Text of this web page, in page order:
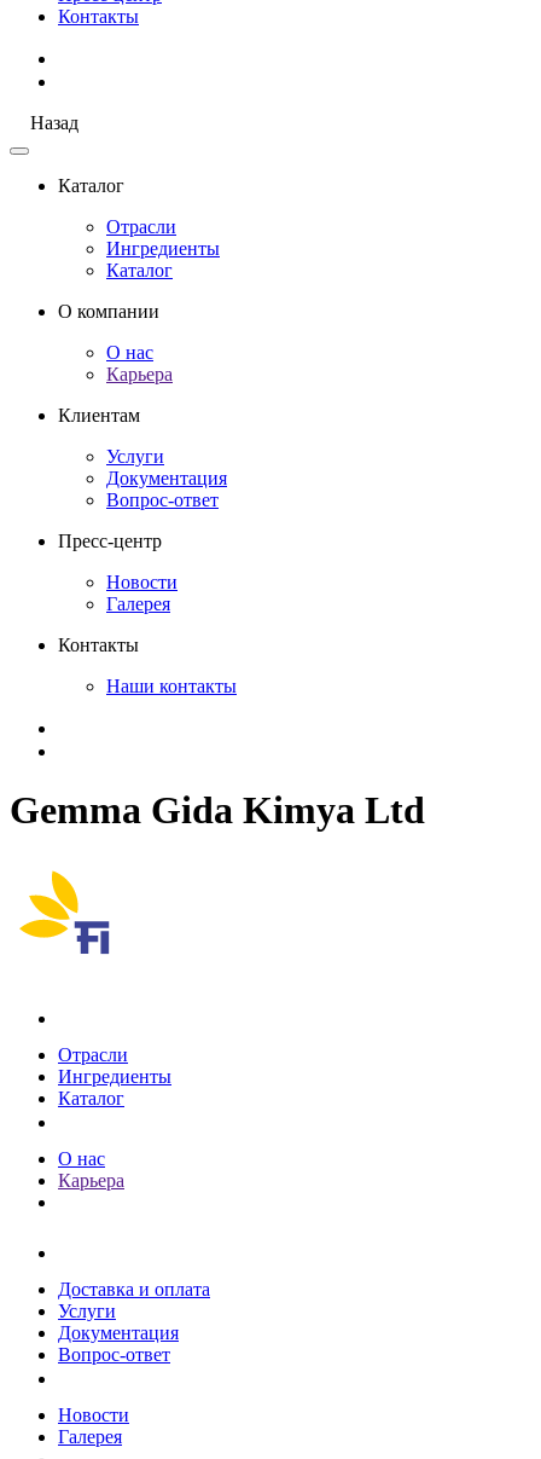
Контакты
Назад
Каталог
Отрасли
Ингредиенты
Каталог
О компании
О нас
Карьера
Клиентам
Услуги
Документация
Вопрос-ответ
Пресс-центр
Новости
Галерея
Контакты
Наши контакты
Gemma Gida Kimya Ltd
Отрасли
Ингредиенты
Каталог
О нас
Карьера
Доставка и оплата
Услуги
Документация
Вопрос-ответ
Новости
Галерея